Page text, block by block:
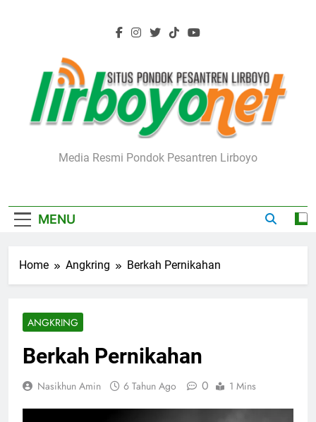
Lirboyo.net
Media Resmi Pondok Pesantren Lirboyo
MENU
Home Angkring Berkah Pernikahan
ANGKRING
Berkah Pernikahan
Nasikhun Amin 6 Tahun Ago 0 1 Mins